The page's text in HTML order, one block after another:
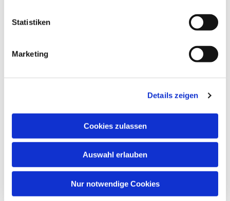
Statistiken
Marketing
Details zeigen
Cookies zulassen
Auswahl erlauben
Nur notwendige Cookies
ein lebendiger
Lobpreis, Predigt
der spürbar werden
gemeinsame
Hoffnung teilen, die
uns allen
gleichermaßen geschenkt ist. Trotz aller
unter den Menschen lebendig werden zu lassen.
Viele waren begeistert und bestärkt, dass das so